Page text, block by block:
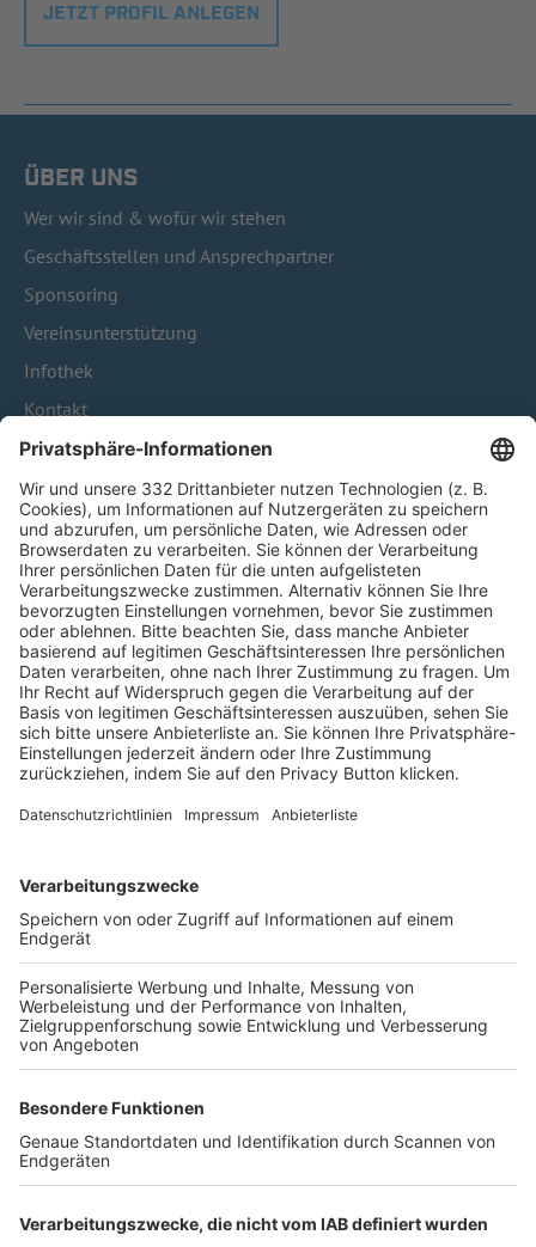
JETZT PROFIL ANLEGEN
ÜBER UNS
Wer wir sind & wofür wir stehen
Geschäftsstellen und Ansprechpartner
Sponsoring
Vereinsunterstützung
Infothek
Kontakt
HÄUFIG BESUCHTE SEITEN
Pässe und Vereinswechsel
Trainerausbildung
Schulungsangebot Vereinsmitarbeiter
BFV-Geschäftsstellen
Trainerbörse
Login SpielPlus
FOLGE DEM BFV
TOP-VEREINE
TOP-PARTNER